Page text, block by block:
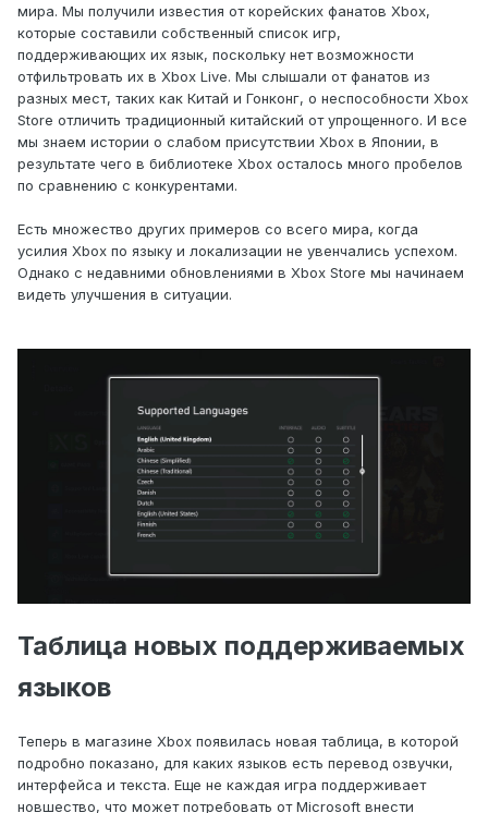
мира. Мы получили известия от корейских фанатов Xbox,
которые составили собственный список игр,
поддерживающих их язык, поскольку нет возможности
отфильтровать их в Xbox Live. Мы слышали от фанатов из
разных мест, таких как Китай и Гонконг, о неспособности Xbox
Store отличить традиционный китайский от упрощенного. И все
мы знаем истории о слабом присутствии Xbox в Японии, в
результате чего в библиотеке Xbox осталось много пробелов
по сравнению с конкурентами.
Есть множество других примеров со всего мира, когда
усилия Xbox по языку и локализации не увенчались успехом.
Однако с недавними обновлениями в Xbox Store мы начинаем
видеть улучшения в ситуации.
Таблица новых поддерживаемых
языков
Теперь в магазине Xbox появилась новая таблица, в которой
подробно показано, для каких языков есть перевод озвучки,
интерфейса и текста. Еще не каждая игра поддерживает
новшество, что может потребовать от Microsoft внести